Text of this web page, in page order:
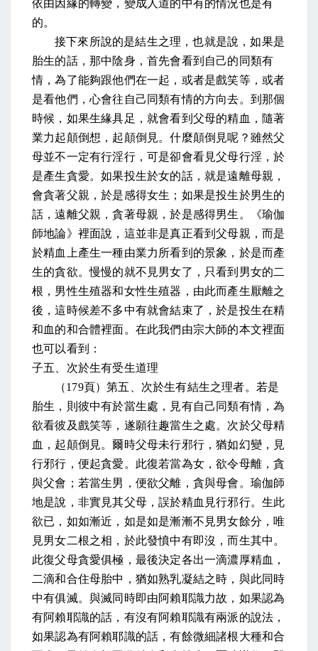
依由因緣的轉變，變成人道的中有的情況也是有
的。
接下來所說的是結生之理，也就是說，如果是
胎生的話，那中陰身，首先會看到自己的同類有
情，為了能夠跟他們在一起，或者是戲笑等，或者
是看他們，心會往自己同類有情的方向去。到那個
時候，如果生緣具足，就會看到父母的精血，隨著
業力起顛倒想，起顛倒見。什麼顛倒見呢？雖然父
母並不一定有行淫行，可是卻會看見父母行淫，於
是產生貪愛。如果投生於女的話，就是遠離母親，
會貪著父親，於是感得女生；如果是投生於男生的
話，遠離父親，貪著母親，於是感得男生。《瑜伽
師地論》裡面說，這並非是真正看到父母親，而是
於精血上產生一種由業力所看到的景象，於是而產
生的貪欲。慢慢的就不見男女了，只看到男女的二
根，男性生殖器和女性生殖器，由此而產生厭離之
後，這時候差不多中有就會結束了，於是投生在精
和血的和合體裡面。在此我們由宗大師的本文裡面
也可以看到：
子五、次於生有受生道理
（179頁）第五、次於生有結生之理者。若是
胎生，則彼中有於當生處，見有自己同類有情，為
欲看彼及戲笑等，遂願往趣當生之處。次於父母精
血，起顛倒見。爾時父母未行邪行，猶如幻變，見
行邪行，便起貪愛。此復若當為女，欲令母離，貪
與父會；若當生男，便欲父離，貪與母會。瑜伽師
地是說，非實見其父母，誤於精血見行邪行。生此
欲已，如如漸近，如是如是漸漸不見男女餘分，唯
見男女二根之相，於此發憤中有即沒，而生其中。
此復父母貪愛俱極，最後決定各出一滴濃厚精血，
二滴和合住母胎中，猶如熟乳凝結之時，與此同時
中有俱滅。與滅同時即由阿賴耶識力故，如果認為
有阿賴耶識的話，有沒有阿賴耶識有兩派的說法，
如果認為有阿賴耶識的話，有餘微細諸根大種和合